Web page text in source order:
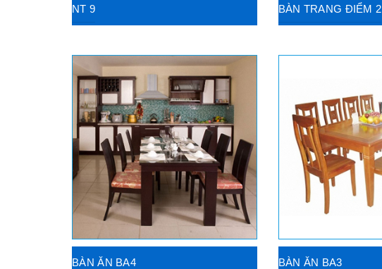
NT 9 BÀN TRANG ĐIỂM 2
BÀN ĂN BA4 BÀN ĂN BA3